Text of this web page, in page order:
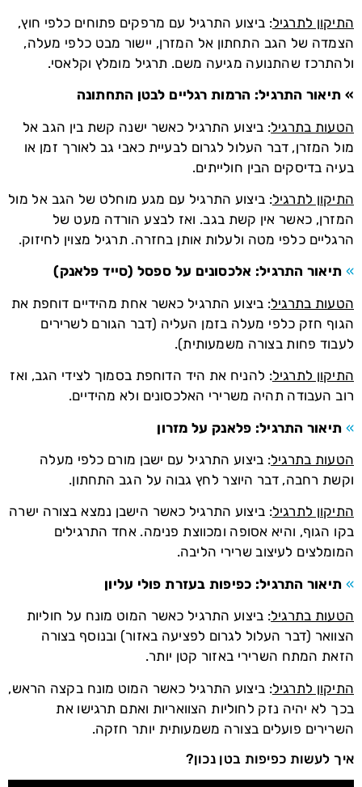
התיקון לתרגיל: ביצוע התרגיל עם מרפקים פתוחים כלפי חוץ,
הצמדה של הגב התחתון אל המזרן, יישור מבט כלפי מעלה,
ולהתרכז שהתנועה מגיעה משם. תרגיל מומלץ וקלאסי.
» תיאור התרגיל: הרמות רגליים לבטן התחתונה
הטעות בתרגיל: ביצוע התרגיל כאשר ישנה קשת בין הגב אל
מול המזרן, דבר העלול לגרום לבעיית כאבי גב לאורך זמן או
בעיה בדיסקים הבין חולייתים.
התיקון לתרגיל: ביצוע התרגיל עם מגע מוחלט של הגב אל מול
המזרן, כאשר אין קשת בגב. ואז לבצע הורדה מעט של
הרגליים כלפי מטה ולעלות אותן בחזרה. תרגיל מצוין לחיזוק.
» תיאור התרגיל: אלכסונים על ספסל (סייד פלאנק)
הטעות בתרגיל: ביצוע התרגיל כאשר אחת מהידיים דוחפת את
הגוף חזק כלפי מעלה בזמן העליה (דבר הגורם לשרירים
לעבוד פחות בצורה משמעותית).
התיקון לתרגיל: להניח את היד הדוחפת בסמוך לצידי הגב, ואז
רוב העבודה תהיה משרירי האלכסונים ולא מהידיים.
» תיאור התרגיל: פלאנק על מזרון
הטעות בתרגיל: ביצוע התרגיל עם ישבן מורם כלפי מעלה
וקשת רחבה, דבר היוצר לחץ גבוה על הגב התחתון.
התיקון לתרגיל: ביצוע התרגיל כאשר הישבן נמצא בצורה ישרה
בקו הגוף, והיא אסופה ומכווצת פנימה. אחד התרגילים
המומלצים לעיצוב שרירי הליבה.
» תיאור התרגיל: כפיפות בעזרת פולי עליון
הטעות בתרגיל: ביצוע התרגיל כאשר המוט מונח על חוליות
הצוואר (דבר העלול לגרום לפציעה באזור) ובנוסף בצורה
הזאת המתח השרירי באזור קטן יותר.
התיקון לתרגיל: ביצוע התרגיל כאשר המוט מונח בקצה הראש,
בכך לא יהיה נזק לחוליות הצוואריות ואתם תרגישו את
השרירים פועלים בצורה משמעותית יותר חזקה.
איך לעשות כפיפות בטן נכון?